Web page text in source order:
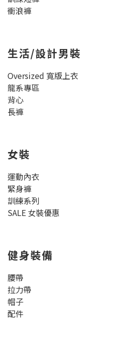
衝浪褲
生活/設計男裝
Oversized 寬版上衣
龍系專區
背心
長褲
女裝
運動內衣
緊身褲
訓練系列
SALE 女裝優惠
健身裝備
腰帶
拉力帶
帽子
配件